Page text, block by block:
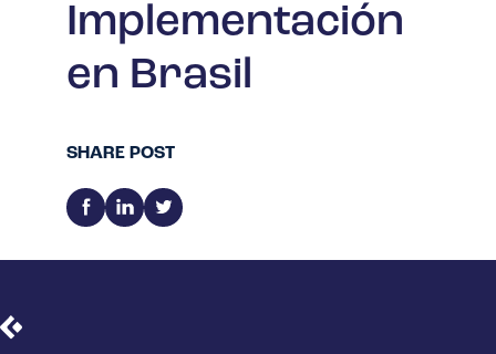
Implementación
en Brasil
SHARE POST